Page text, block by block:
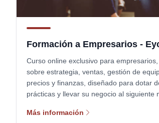
Formación a Empresarios -
Curso online exclusivo para
sobre estrategia, ventas, gestión de
precios y finanzas, diseñado para dotar
prácticas y llevar su negocio al siguiente
Más información